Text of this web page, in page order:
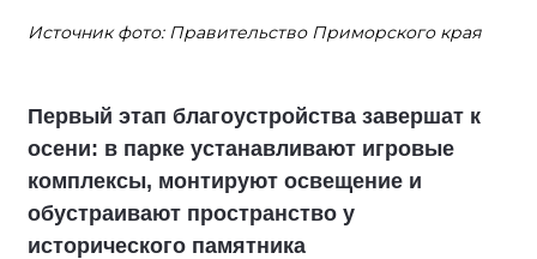
Источник фото: Правительство Приморского края
Первый этап благоустройства завершат к
осени: в парке устанавливают игровые
комплексы, монтируют освещение и
обустраивают пространство у
исторического памятника